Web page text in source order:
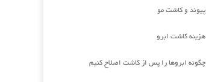
پیوند و کاشت مو
هزینه کاشت ابرو
چگونه ابروها را پس از کاشت اصلاح کنیم